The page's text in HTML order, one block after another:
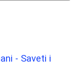
- Saveti i